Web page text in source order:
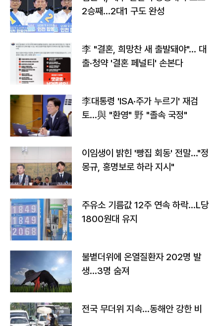
2승째…2대1 구도 완성
李 "결혼, 희망찬 새 출발돼야"… 대
출·청약 '결혼 페널티' 손본다
李대통령 'ISA·주가 누르기' 재검
토…與 "환영" 野 "졸속 국정"
이임생이 밝힌 '빵집 회동' 전말…"정
몽규, 홍명보로 하라 지시"
주유소 기름값 12주 연속 하락…L당
1800원대 유지
불볕더위에 온열질환자 202명 발
생…3명 숨져
전국 무더위 지속…동해안 강한 비